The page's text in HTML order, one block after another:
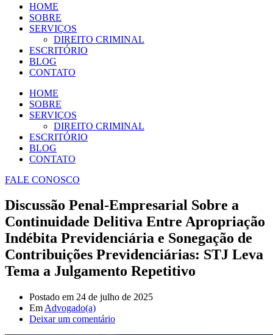
HOME
SOBRE
SERVIÇOS
DIREITO CRIMINAL
ESCRITÓRIO
BLOG
CONTATO
HOME
SOBRE
SERVIÇOS
DIREITO CRIMINAL
ESCRITÓRIO
BLOG
CONTATO
FALE CONOSCO
Discussão Penal-Empresarial Sobre a
Continuidade Delitiva Entre Apropriação
Indébita Previdenciária e Sonegação de
Contribuições Previdenciárias: STJ Leva
Tema a Julgamento Repetitivo
Postado em 24 de julho de 2025
Em Advogado(a)
Deixar um comentário